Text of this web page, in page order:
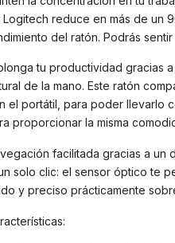
reduce en más de un
del ratón. Podrás
tu productividad gracias
de la mano. Este ratón
el portátil, para poder llevarlo
proporcionar la misma
facilitada gracias a un
solo clic: el sensor óptico te
y preciso prácticamente